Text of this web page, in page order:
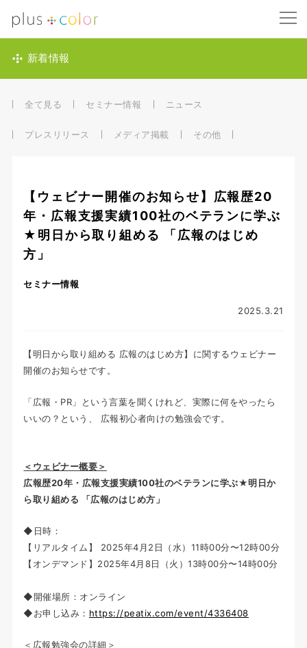
新着情報
全て見る セミナー情報 ニュース
プレスリリース メディア掲載 その他
【ウェビナー開催のお知らせ】広報歴20
年・広報支援実績100社のベテランに学ぶ
★明日から取り組める 「広報のはじめ
方」
セミナー情報
2025.3.21
【明日から取り組める 広報のはじめ方】に関するウェビナー
開催のお知らせです。
「広報・PR」という言葉を聞くけれど、実際に何をやったら
いいの？という、 広報初心者向けの勉強会です。
＜ウェビナー概要＞
広報歴20年・広報支援実績100社のベテランに学ぶ★明日か
ら取り組める 「広報のはじめ方」
◆日時：
【リアルタイム】 2025年4月2日（水）11時00分〜12時00分
【オンデマンド】2025年4月8日（火）13時00分〜14時00分
◆開催場所：オンライン
◆お申し込み： https://peatix.com/event/4336408
＜広報勉強会の詳細＞